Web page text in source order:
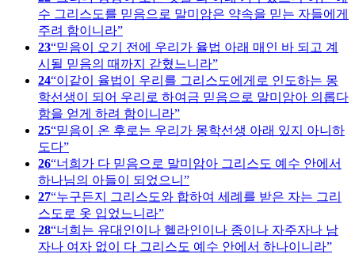
수 그리스도를 믿음으로 말미암은 약속을 믿는 자들에게
주려 함이니라
23 믿음이 오기 전에 우리가 율법 아래 매인 바 되고 계
시될 믿음의 때까지 갇혔느니라
24 이같이 율법이 우리를 그리스도에게로 인도하는 몽
학선생이 되어 우리로 하여금 믿음으로 말미암아 의롭다
함을 얻게 하려 함이니라
25 믿음이 온 후로는 우리가 몽학선생 아래 있지 아니하
도다
26 너희가 다 믿음으로 말미암아 그리스도 예수 안에서
하나님의 아들이 되었으니
27 누구든지 그리스도와 합하여 세례를 받은 자는 그리
스도로 옷 입었느니라
28 너희는 유대인이나 헬라인이나 종이나 자주자나 남
자나 여자 없이 다 그리스도 예수 안에서 하나이니라